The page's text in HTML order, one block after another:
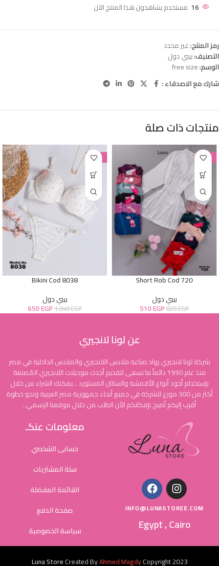
16 مستخدم يشاهدون هذا المنتج الآن
رمز المنتج:غير محدد
التصنيف:بيبي دول
الوسم:free size
شارك مع الاصدقاء :
منتجات ذات صلة
-38%
Short Rob Cod 720
بيبي دول
820EGP
510EGP
-38%
Bikini Cod 8038
بيبي دول
1.040EGP
650EGP
عن لونا لانجيري
شركة لونا لانجيري رواد صناعة ملابس اللانجيري والملابس الداخلية في مصر
منذ عام 1990 دائماً ما نسعى لتقديم أحدث موديلات اللانجيري المُصنعة
بإستخدام أجود أنواع الأقمشة والساتان المستورد .. يمكنك الشراء من خلال
أكثر من 300 موزع للشركة في جميع أنحاء جمهورية مصر العربية ونحو خطوة
أقرب إليكم أصبح بإمكانكم الأن الطلب من خلال موقعنا الرسمي .
INFO@LUNASTOREE.COM
Egypt , Cairo
معلومات عنكـ
حسابى الشخصي
سلة المشتريات
القائمة المفضلة
صفحة الدفع
سياسة الخصوصية
Luna StoreCreated ByAhmed MagdyCopyright2023